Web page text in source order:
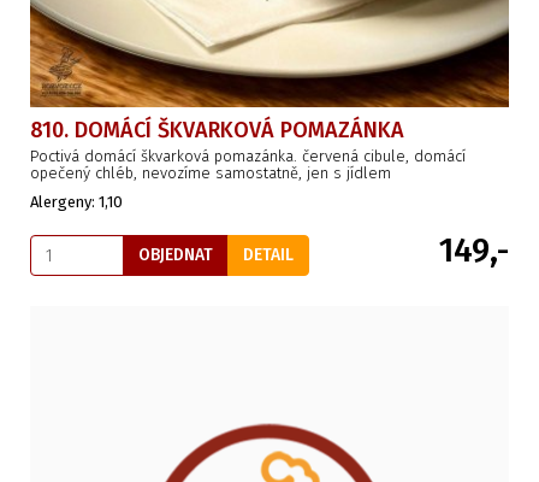
810. DOMÁCÍ ŠKVARKOVÁ POMAZÁNKA
Poctivá domácí škvarková pomazánka. červená cibule, domácí
opečený chléb, nevozíme samostatně, jen s jídlem
Alergeny: 1,10
OBJEDNAT DETAIL 149,-